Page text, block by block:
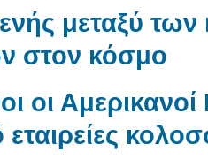
μεταξύ
στον κόσμο
οι